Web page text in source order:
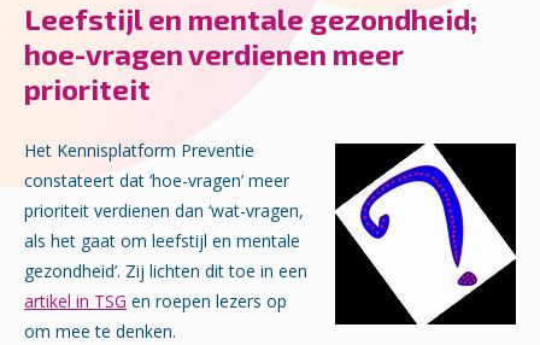
Leefstijl en mentale gezondheid;
hoe-vragen verdienen meer
prioriteit
Het Kennisplatform Preventie
constateert dat ‘hoe-vragen’ meer
prioriteit verdienen dan ‘wat-vragen,
als het gaat om leefstijl en mentale
gezondheid’. Zij lichten dit toe in een
artikel in TSG en roepen lezers op
om mee te denken.